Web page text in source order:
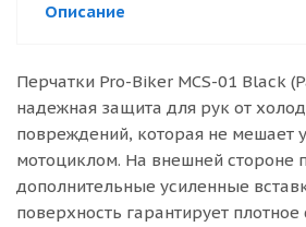
Описание
Перчатки Pro-Biker MCS-01 Black
надежная защита для рук от
повреждений, которая не мешает
мотоциклом. На внешней стороне
дополнительные усиленные
поверхность гарантирует